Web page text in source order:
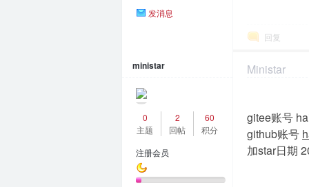
发消息
回复
ministar
0
主题
2
回帖
60
积分
注册会员
Ministar
gitee账号
github账号
加star日期